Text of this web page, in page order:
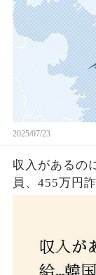
2025/07/23
収入があるの
員、455万円